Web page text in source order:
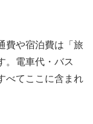
費や宿泊費は「旅
。電車代・バス
べてここに含まれ